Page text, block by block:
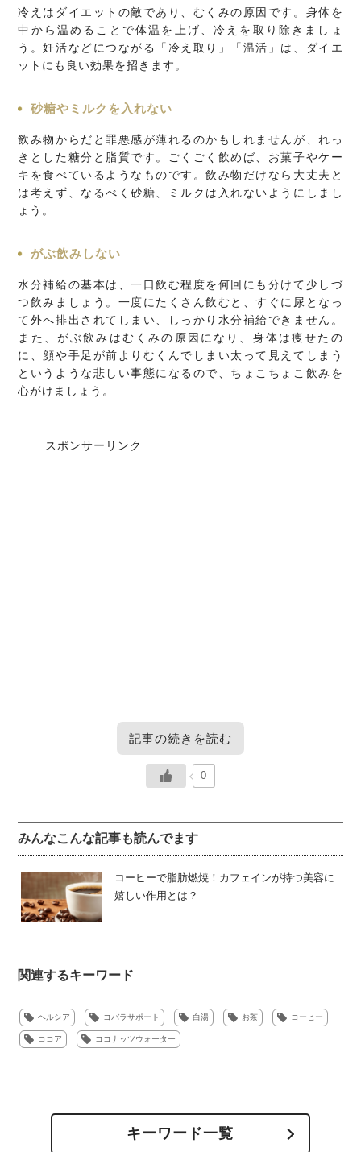
冷えはダイエットの敵であり、むくみの原因です。身体を
中から温めることで体温を上げ、冷えを取り除きましょ
う。妊活などにつながる「冷え取り」「温活」は、ダイエ
ットにも良い効果を招きます。
砂糖やミルクを入れない
飲み物からだと罪悪感が薄れるのかもしれませんが、れっ
きとした糖分と脂質です。ごくごく飲めば、お菓子やケー
キを食べているようなものです。飲み物だけなら大丈夫と
は考えず、なるべく砂糖、ミルクは入れないようにしまし
ょう。
がぶ飲みしない
水分補給の基本は、一口飲む程度を何回にも分けて少しづ
つ飲みましょう。一度にたくさん飲むと、すぐに尿となっ
て外へ排出されてしまい、しっかり水分補給できません。
また、がぶ飲みはむくみの原因になり、身体は痩せたの
に、顔や手足が前よりむくんでしまい太って見えてしまう
というような悲しい事態になるので、ちょこちょこ飲みを
心がけましょう。
スポンサーリンク
記事の続きを読む
10選
普段の水分補給に
白湯
を取り、さらに10～15分沸かし続け、飲みやすい温度まで
冷ましたものです。白湯は身体を温め、万病に負けない体
づくりにつながり、予防医学において重要な役割を持って
います。
0
みんなこんな記事も読んでます
コーヒーで脂肪燃焼！カフェインが持つ美容に
嬉しい作用とは？
関連するキーワード
ヘルシア コバラサポート 白湯 お茶 コーヒー
ココア ココナッツウォーター
キーワード一覧